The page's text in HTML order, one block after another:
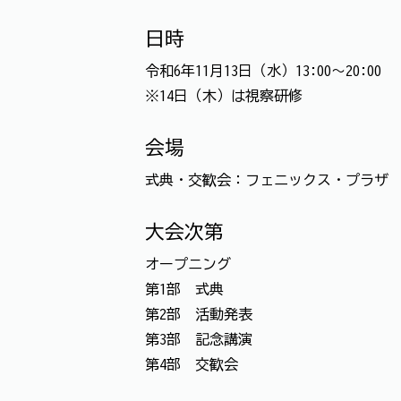
日時
令和6年11月13日（水）13:00～20:00
※14日（木）は視察研修
会場
式典・交歓会：フェニックス・プラザ
大会次第
オープニング
第1部 式典
第2部 活動発表
第3部 記念講演
第4部 交歓会